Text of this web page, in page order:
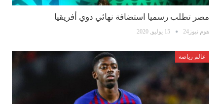
مصر تطلب رسميا استضافة نهائي دوي أفريقيا
هوم نيوز24 15 يوليو, 2020
عالم رياضة